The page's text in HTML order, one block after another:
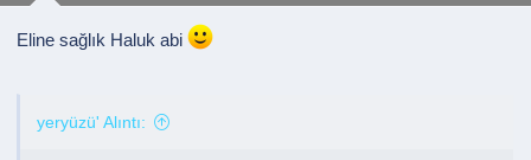
Eline sağlık Haluk abi
yeryüzü' Alıntı: